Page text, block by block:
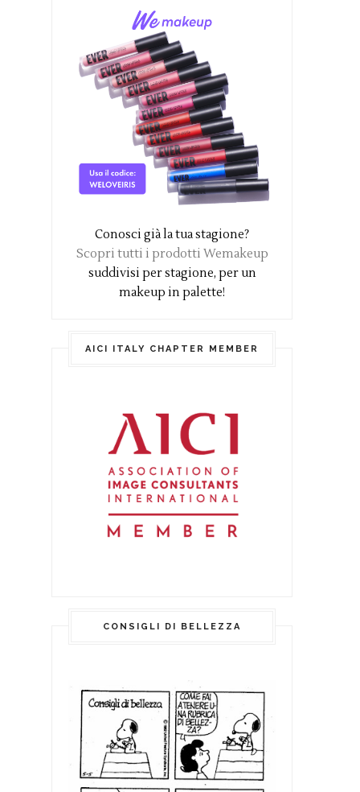
Conosci già la tua stagione?
Scopri tutti i prodotti Wemakeup
suddivisi per stagione, per un
makeup in palette!
AICI ITALY CHAPTER MEMBER
CONSIGLI DI BELLEZZA